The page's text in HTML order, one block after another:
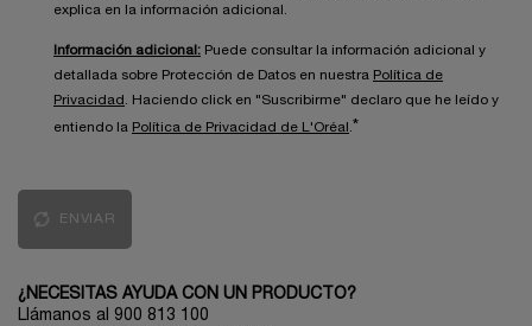
explica en la información adicional.
Información adicional: Puede consultar la información adicional y
detallada sobre Protección de Datos en nuestra Política de
Privacidad
. Haciendo click en "Suscribirme" declaro que he leído y
entiendo la Política de Privacidad de L'Oréal *
ENVIAR
¿NECESITAS AYUDA CON UN PRODUCTO?
Llámanos al 900 813 100